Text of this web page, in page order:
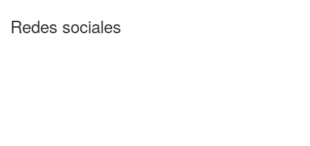
Redes sociales